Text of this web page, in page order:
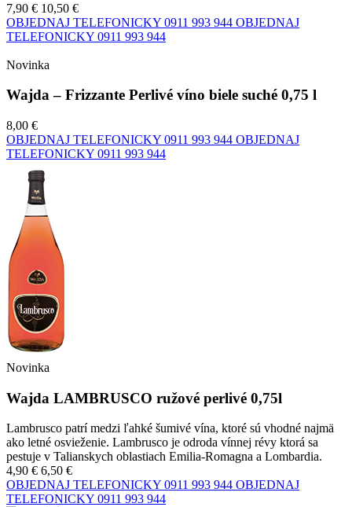
7,90 € 10,50 €
OBJEDNAJ TELEFONICKY 0911 993 944 OBJEDNAJ
TELEFONICKY 0911 993 944
Novinka
Wajda – Frizzante Perlivé víno biele suché 0,75 l
8,00 €
OBJEDNAJ TELEFONICKY 0911 993 944 OBJEDNAJ
TELEFONICKY 0911 993 944
Novinka
Wajda LAMBRUSCO ružové perlivé 0,75l
Lambrusco patrí medzi ľahké šumivé vína, ktoré sú vhodné najmä
ako letné osvieženie. Lambrusco je odroda vínnej révy ktorá sa
pestuje v Talianskych oblastiach Emilia-Romagna a Lombardia.
4,90 € 6,50 €
OBJEDNAJ TELEFONICKY 0911 993 944 OBJEDNAJ
TELEFONICKY 0911 993 944